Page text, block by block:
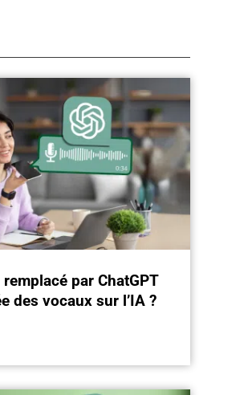
par ChatGPT
des vocaux sur l’IA ?